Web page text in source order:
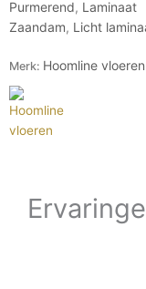
Purmerend, Laminaat
Zaandam, Licht
Merk: Hoomline vloeren